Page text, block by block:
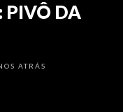
PIVÔ DA
ATRÁS